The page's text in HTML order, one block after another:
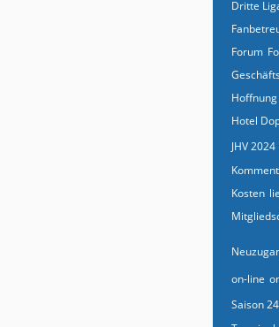
Dritte
Forum
Hotel
JHV 2024
Kosten
on-line
Saison